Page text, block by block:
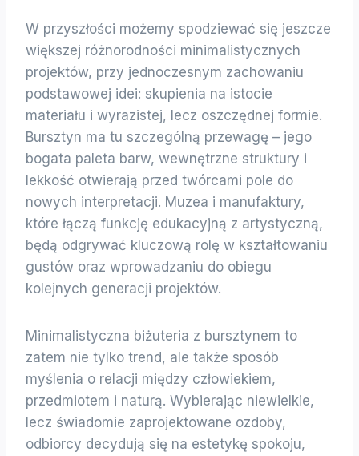
W przyszłości możemy spodziewać się jeszcze
większej różnorodności minimalistycznych
projektów, przy jednoczesnym zachowaniu
podstawowej idei: skupienia na istocie
materiału i wyrazistej, lecz oszczędnej formie.
Bursztyn ma tu szczególną przewagę – jego
bogata paleta barw, wewnętrzne struktury i
lekkość otwierają przed twórcami pole do
nowych interpretacji. Muzea i manufaktury,
które łączą funkcję edukacyjną z artystyczną,
będą odgrywać kluczową rolę w kształtowaniu
gustów oraz wprowadzaniu do obiegu
kolejnych generacji projektów.
Minimalistyczna biżuteria z bursztynem to
zatem nie tylko trend, ale także sposób
myślenia o relacji między człowiekiem,
przedmiotem i naturą. Wybierając niewielkie,
lecz świadomie zaprojektowane ozdoby,
odbiorcy decydują się na estetykę spokoju,